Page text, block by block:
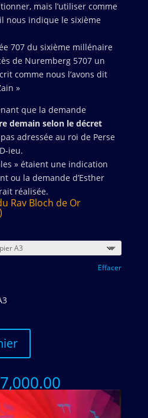
mais l’utiliser comme
nous indique le sixième
707 du sixième millénaire
de Nuremberg 5707 un
comme nous l’avons dit
»
que la demande
demain selon le décret
pas adressée au roi de Perse
ieu.
» étaient une indication
ou la demande d’Esther
réalisée.
Rav Bloch de Or
Effacer
Plage
de
prix :